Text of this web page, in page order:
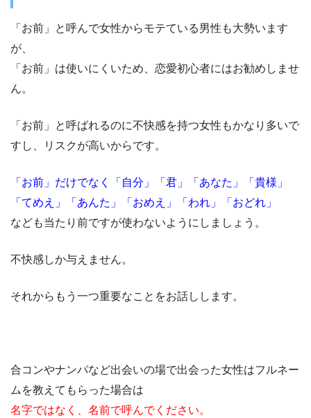
「お前」と呼んで女性からモテている男性も大勢います
が、
「お前」は使いにくいため、恋愛初心者にはお勧めしませ
ん。
「お前」と呼ばれるのに不快感を持つ女性もかなり多いで
すし、リスクが高いからです。
「お前」だけでなく「自分」「君」「あなた」「貴様」
「てめえ」「あんた」「おめえ」「われ」「おどれ」
なども当たり前ですが使わないようにしましょう。
不快感しか与えません。
それからもう一つ重要なことをお話しします。
合コンやナンパなど出会いの場で出会った女性はフルネー
ムを教えてもらった場合は
名字ではなく、名前で呼んでください。